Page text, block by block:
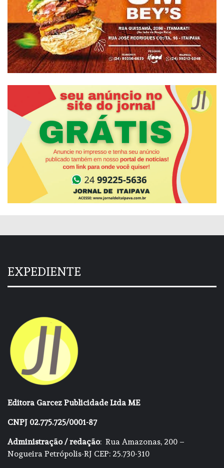
EXPEDIENTE
Editora Garcez Publicidade Ltda ME
CNPJ 02.775.725/0001-87
Administração / redação: Rua Amazonas, 200 –
Nogueira Petrópolis-RJ CEP: 25.730-310